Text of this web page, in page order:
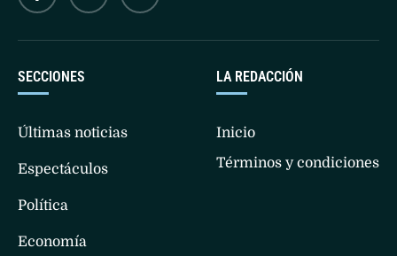
LA REDACCIÓN
Inicio
Términos y condiciones
SECCIONES
Últimas noticias
Espectáculos
Política
Economía